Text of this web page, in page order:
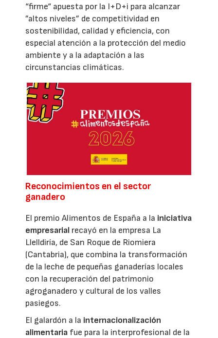
“firme“ apuesta por la I+D+i para alcanzar
”altos niveles” de competitividad en
sostenibilidad, calidad y eficiencia, con
especial atención a la protección del medio
ambiente y a la adaptación a las
circunstancias climáticas.
Reconocimientos en el sector
ganadero
El premio Alimentos de España a la iniciativa
empresarial recayó en la empresa La
Llelldiría, de San Roque de Riomiera
(Cantabria), que combina la transformación
de la leche de pequeñas ganaderías locales
con la recuperación del patrimonio
agroganadero y cultural de los valles
pasiegos.
El galardón a la internacionalización
alimentaria fue para la interprofesional de la